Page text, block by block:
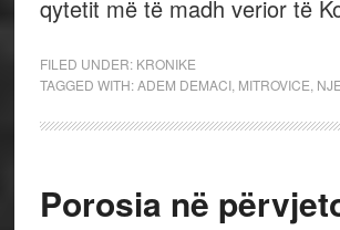
qytetit më të madh verior të
FILED UNDER: KRONIKE
TAGGED WITH:ADEM DEMACI, MITROVICE
Porosia në